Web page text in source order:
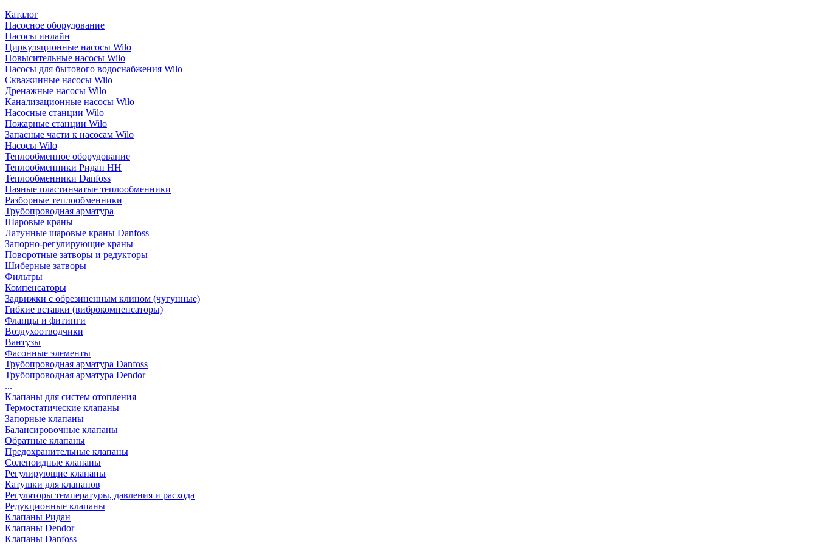
Каталог
Насосное оборудование
Насосы инлайн
Циркуляционные насосы Wilo
Повысительные насосы Wilo
Насосы для бытового водоснабжения Wilo
Скважинные насосы Wilo
Дренажные насосы Wilo
Канализационные насосы Wilo
Насосные станции Wilo
Пожарные станции Wilo
Запасные части к насосам Wilo
Насосы Wilo
Теплообменное оборудование
Теплообменники Ридан НН
Теплообменники Danfoss
Паяные пластинчатые теплообменники
Разборные теплообменники
Трубопроводная арматура
Шаровые краны
Латунные шаровые краны Danfoss
Запорно-регулирующие краны
Поворотные затворы и редукторы
Шиберные затворы
Фильтры
Компенсаторы
Задвижки с обрезиненным клином (чугунные)
Гибкие вставки (виброкомпенсаторы)
Фланцы и фитинги
Воздухоотводчики
Вантузы
Фасонные элементы
Трубопроводная арматура Danfoss
Трубопроводная арматура Dendor
...
Клапаны для систем отопления
Термостатические клапаны
Запорные клапаны
Балансировочные клапаны
Обратные клапаны
Предохранительные клапаны
Соленоидные клапаны
Регулирующие клапаны
Катушки для клапанов
Регуляторы температуры, давления и расхода
Редукционные клапаны
Клапаны Ридан
Клапаны Dendor
Клапаны Danfoss